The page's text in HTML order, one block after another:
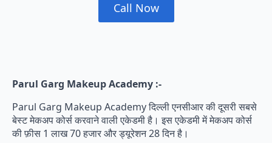
Call Now
Parul Garg Makeup Academy :-
Parul Garg Makeup Academy दिल्ली एनसीआर की दूसरी सबसे
बेस्ट मेकअप कोर्स करवाने वाली एकेडमी है। इस एकेडमी में मेकअप कोर्स
की फ़ीस 1 लाख 70 हजार और ड्यूरेशन 28 दिन है।